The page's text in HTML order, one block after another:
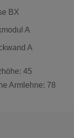
BX
A
A
45
Armlehne: 78